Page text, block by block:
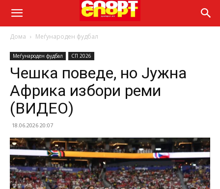
Дома Меѓународен фудбал
Меѓународен фудбал СП 2026
Чешка поведе, но Јужна
Африка избори реми
(ВИДЕО)
18.06.2026 20:07